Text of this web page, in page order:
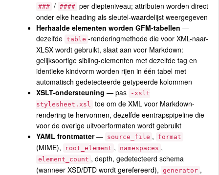
### / #### per diepteniveau; attributen worden direct
onder elke heading als sleutel-waardelijst weergegeven
Herhaalde elementen worden GFM-tabellen —
dezelfde table -renderingmethode die voor XML-naar-
XLSX wordt gebruikt, slaat aan voor Markdown:
gelijksoortige sibling-elementen met dezelfde tag en
identieke kindvorm worden rijen in één tabel met
automatisch gedetecteerde getypeerde kolommen
XSLT-ondersteuning — pas
-xslt
stylesheet.xsl
toe om de XML voor Markdown-
rendering te hervormen, dezelfde eentrapspipeline die
voor de overige uitvoerformaten wordt gebruikt
YAML frontmatter— source_file , format
(MIME), root_element , namespaces ,
element_count , depth, gedetecteerd schema
(wanneer XSD/DTD wordt gerefereerd),
generator ,